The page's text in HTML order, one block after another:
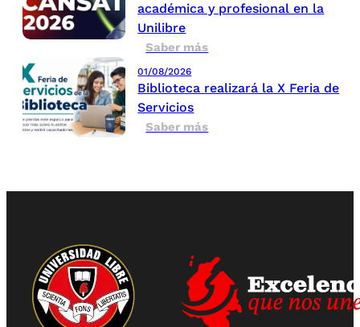
académica y profesional en la
Unilibre
Saber más
01/08/2026
Biblioteca realizará la X Feria de
Servicios
Saber más